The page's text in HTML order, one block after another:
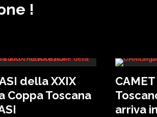
!
della XXIX
Coppa Toscana
arriva